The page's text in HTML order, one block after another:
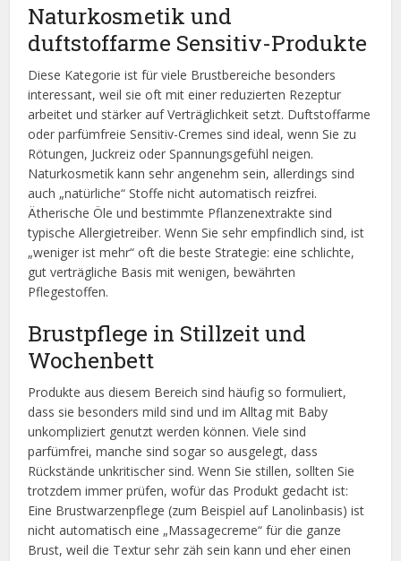
Naturkosmetik und
duftstoffarme Sensitiv-Produkte
Diese Kategorie ist für viele Brustbereiche besonders
interessant, weil sie oft mit einer reduzierten Rezeptur
arbeitet und stärker auf Verträglichkeit setzt. Duftstoffarme
oder parfümfreie Sensitiv-Cremes sind ideal, wenn Sie zu
Rötungen, Juckreiz oder Spannungsgefühl neigen.
Naturkosmetik kann sehr angenehm sein, allerdings sind
auch „natürliche“ Stoffe nicht automatisch reizfrei.
Ätherische Öle und bestimmte Pflanzenextrakte sind
typische Allergietreiber. Wenn Sie sehr empfindlich sind, ist
„weniger ist mehr“ oft die beste Strategie: eine schlichte,
gut verträgliche Basis mit wenigen, bewährten
Pflegestoffen.
Brustpflege in Stillzeit und
Wochenbett
Produkte aus diesem Bereich sind häufig so formuliert,
dass sie besonders mild sind und im Alltag mit Baby
unkompliziert genutzt werden können. Viele sind
parfümfrei, manche sind sogar so ausgelegt, dass
Rückstände unkritischer sind. Wenn Sie stillen, sollten Sie
trotzdem immer prüfen, wofür das Produkt gedacht ist:
Eine Brustwarzenpflege (zum Beispiel auf Lanolinbasis) ist
nicht automatisch eine „Massagecreme“ für die ganze
Brust, weil die Textur sehr zäh sein kann und eher einen